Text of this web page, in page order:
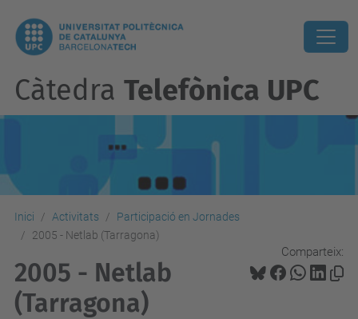
Càtedra Telefònica UPC
Inici Activitats
Participació en Jornades
2005 - Netlab (Tarragona)
Comparteix:
2005 - Netlab
(Tarragona)